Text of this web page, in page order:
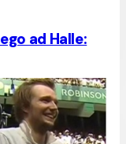
ad Halle: